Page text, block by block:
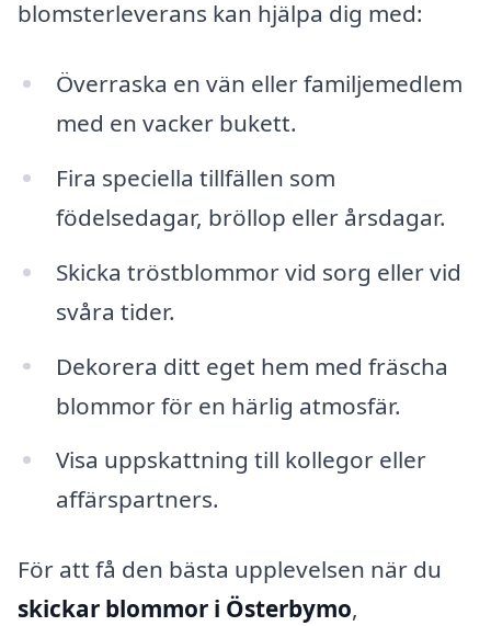
blomsterleverans kan hjälpa dig med:
Överraska en vän eller familjemedlem
med en vacker bukett.
Fira speciella tillfällen som
födelsedagar, bröllop eller årsdagar.
Skicka tröstblommor vid sorg eller vid
svåra tider.
Dekorera ditt eget hem med fräscha
blommor för en härlig atmosfär.
Visa uppskattning till kollegor eller
affärspartners.
För att få den bästa upplevelsen när du
skickar blommor i Österbymo,